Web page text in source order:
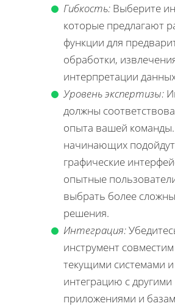
Гибкость: Выберите
которые предлагают
функции для
обработки,
интерпретации
Уровень экспертизы:
должны
опыта вашей
начинающих
графические
опытные
выбрать более
решения.
Интеграция:
инструмент
текущими системами
интеграцию с другими
приложениями и